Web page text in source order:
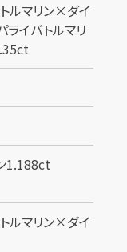
ルマリン×ダイ
イバトルマリ
1.188ct
ルマリン×ダイ